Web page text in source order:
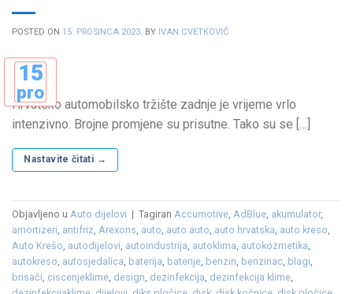
POSTED ON 15. PROSINCA 2023. BY IVAN CVETKOVIĆ
15
pro
Hrvatsko automobilsko tržište zadnje je vrijeme vrlo
intenzivno. Brojne promjene su prisutne. Tako su se […]
Nastavite čitati →
Objavljeno u Auto dijelovi | Tagiran Accumotive AdBlue akumulator,
amortizeri antifriz Arexons auto auto auto auto hrvatska auto kreso
Auto Krešo autodijelovi autoindustrija autoklima autokozmetika
autokreso autosjedalica baterija baterije benzin benzinac blagi
brisači ciscenjeklime design dezinfekcija dezinfekcija klime